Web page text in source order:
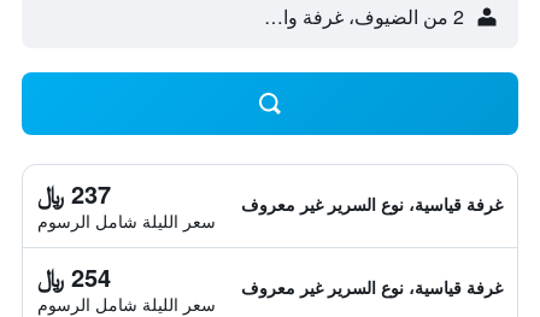
2 من الضيوف، غرفة واحدة
غرفة قياسية، نوع السرير غير معروف 237 ﷼
سعر الليلة شامل الرسوم
غرفة قياسية، نوع السرير غير معروف 254 ﷼
سعر الليلة شامل الرسوم